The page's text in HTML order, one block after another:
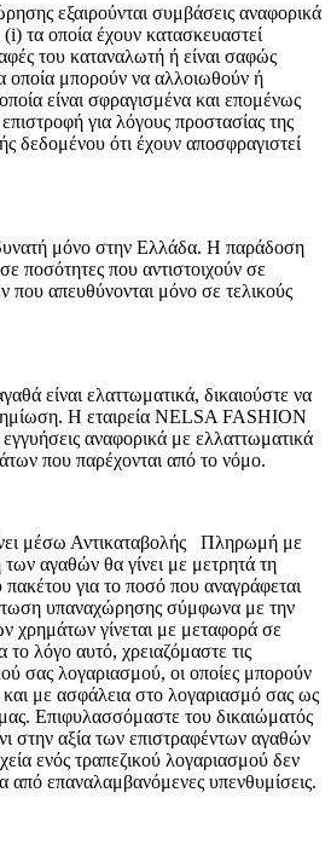
εξαιρούνται συμβάσεις αναφορικά
τα οποία έχουν κατασκευαστεί
του καταναλωτή ή είναι σαφώς
μπορούν να αλλοιωθούν ή
είναι σφραγισμένα και επομένως
για λόγους προστασίας της
δεδομένου ότι έχουν αποσφραγιστεί
μόνο στην Ελλάδα. Η παράδοση
ποσότητες που αντιστοιχούν σε
που απευθύνονται μόνο σε τελικούς
είναι ελαττωματικά, δικαιούστε να
Η εταιρεία NELSA FASHION
αναφορικά με ελλαττωματικά
που παρέχονται από το νόμο.
μέσω Αντικαταβολής Πληρωμή με
αγαθών θα γίνει με μετρητά τη
για το ποσό που αναγράφεται
υπαναχώρησης σύμφωνα με την
χρημάτων γίνεται με μεταφορά σε
το λόγο αυτό, χρειαζόμαστε τις
σας λογαριασμού, οι οποίες μπορούν
με ασφάλεια στο λογαριασμό σας ως
Επιφυλασσόμαστε του δικαιώματός
στην αξία των επιστραφέντων αγαθών
ενός τραπεζικού λογαριασμού δεν
από επαναλαμβανόμενες υπενθυμίσεις.